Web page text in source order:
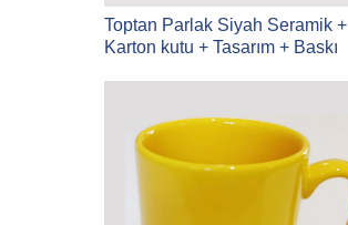
Toptan Parlak Siyah Seramik +
Karton kutu + Tasarım + Baskı